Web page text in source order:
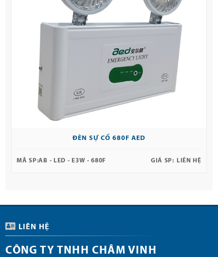
ĐÈN SỰ CỐ 680F AED
MÃ SP:AB - LED - E3W - 680F GIÁ SP: LIÊN HỆ
LIÊN HỆ
CÔNG TY TNHH CHÂM VINH